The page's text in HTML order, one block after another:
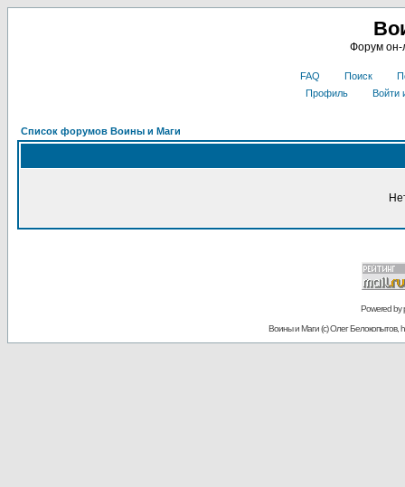
Форум он-
FAQ Поиск
Профиль
Войти
Список форумов Воины и Маги
Powered by
Воины и Маги (c) Олег Белокопытов,